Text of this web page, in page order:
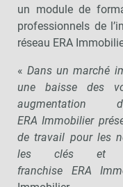
un module de
professionnels de
réseau ERA
«Dans un marché
une baisse des
ERA Immobilier
de travail pour les
les clés et
franchise ERA